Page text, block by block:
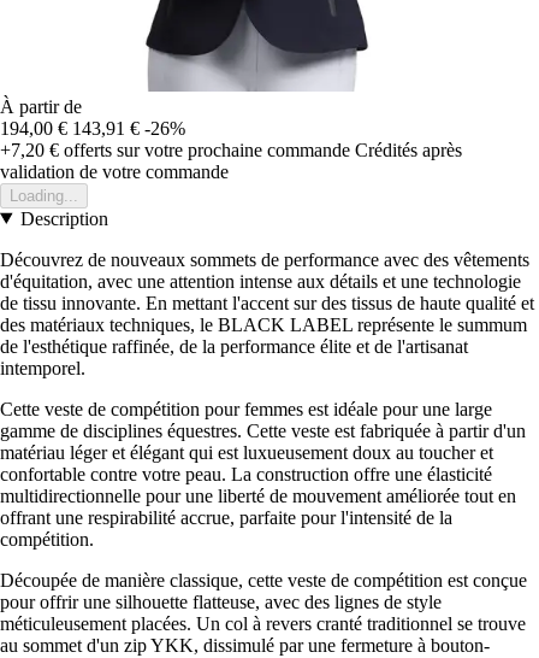
À partir de
194,00 € 143,91 € -26%
+7,20 € offerts sur votre prochaine commande Crédités après
validation de votre commande
Loading...
Description
Découvrez de nouveaux sommets de performance avec des vêtements
d'équitation, avec une attention intense aux détails et une technologie
de tissu innovante. En mettant l'accent sur des tissus de haute qualité et
des matériaux techniques, le BLACK LABEL représente le summum
de l'esthétique raffinée, de la performance élite et de l'artisanat
intemporel.
Cette veste de compétition pour femmes est idéale pour une large
gamme de disciplines équestres. Cette veste est fabriquée à partir d'un
matériau léger et élégant qui est luxueusement doux au toucher et
confortable contre votre peau. La construction offre une élasticité
multidirectionnelle pour une liberté de mouvement améliorée tout en
offrant une respirabilité accrue, parfaite pour l'intensité de la
compétition.
Découpée de manière classique, cette veste de compétition est conçue
pour offrir une silhouette flatteuse, avec des lignes de style
méticuleusement placées. Un col à revers cranté traditionnel se trouve
au sommet d'un zip YKK, dissimulé par une fermeture à bouton-